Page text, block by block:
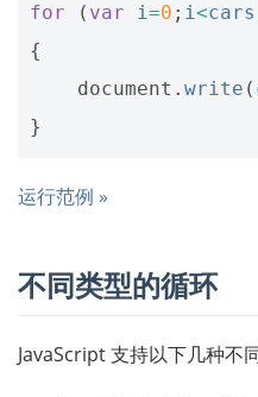
for ( var i=0 ; i<cars
{
document . write (
}
运行范例 »
不同类型的循环
JavaScript 支持以下几种不